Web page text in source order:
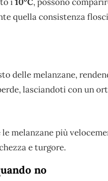
i10°C, possono
quella consistenza
delle melanzane,
lasciandoti con un
melanzane più
e turgore.
no